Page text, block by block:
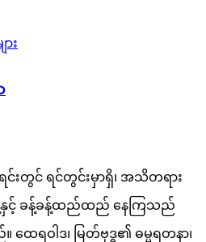
း
ရင်းတွင် ရင်တွင်းမှာရှိ၊ အသိတရား
င့် ခန့်ခန့်ထည်ထည် နေကြသည်
ထေရဝါဒ၊ မြတ်ဗုဒ္ဓ၏ ဓမ္မရတနာ၊